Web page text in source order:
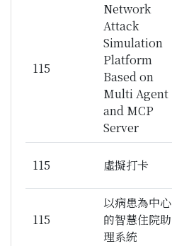
115
Network
Attack
Simulation
Platform
Based on
Multi Agent
and MCP
Server
115 虛擬打卡
115
以病患為中心
的智慧住院助
理系統